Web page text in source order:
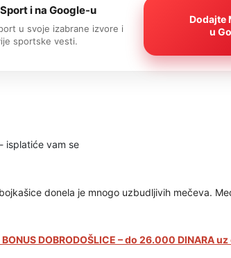
i na Google-u
u svoje izabrane izvore i
sportske vesti.
Dodajte
u
donela je mnogo uzbudljivih mečeva.
DOBRODOŠLICE – do 26.000 DINARA